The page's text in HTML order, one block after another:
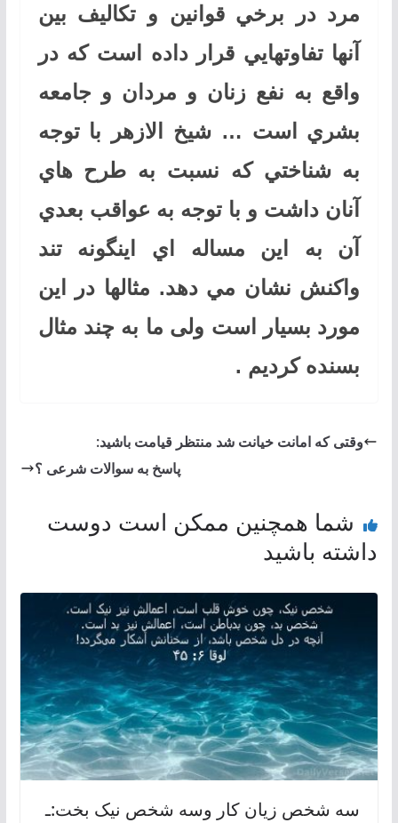
مرد در برخي قوانين و تكاليف بين
آنها تفاوتهايي قرار داده است كه در
واقع به نفع زنان و مردان و جامعه
بشري است … شيخ الازهر با توجه
به شناختي كه نسبت به طرح هاي
آنان داشت و با توجه به عواقب بعدي
آن به اين مساله اي اينگونه تند
واكنش نشان مي دهد. مثالها در این
مورد بسیار است ولی ما به چند مثال
بسنده کردیم .
وقتی که امانت خیانت شد منتظر قیامت باشید:
پاسخ به سوالات شرعی ؟
شما همچنین ممکن است دوست
داشته باشید
سه شخص زیان کار وسه شخص نیک بخت:ـ